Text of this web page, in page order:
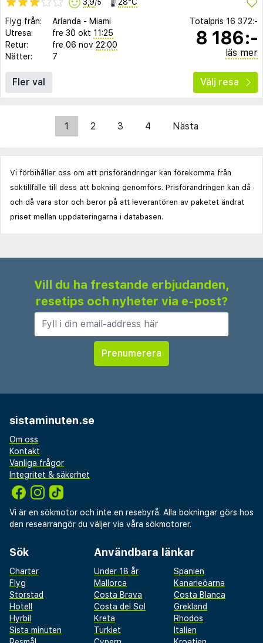
/5
Flyg från: Arlanda - Miami
Utresa:
fre 30 okt 11:25
Retur:
fre 06 nov 22:00
Nätter:
7
Totalpris 16 372:-
8 186:-
läs mer
Fler val Välj resa
1 2 3 4 Nästa
Vi förbihåller oss om att prisförändringar kan förekomma från
söktillfälle till dess att bokning genomförs. Prisförändringen kan då
och då vara stor och beror på att leverantören av paketet ändrat
priset mellan uppdateringarna i databasen.
Vill du ha frestande erbjudanden,
resetips och nyheter via e-post?
sistaminuten.se
Om oss
Kontakt
Vanliga frågor
Integritet & säkerhet
Vi är en sökmotor och inte en resebyrå. Alla bokningar görs hos
den researrangör du väljer via våra sökmotorer.
Sök
Charter
Flyg
Storstad
Hotell
Hyrbil
Sista minuten
Användbara länkar
Under 18 år
Spanien
Mallorca
Kanarieöarna
Costa Brava
Costa Blanca
Costa del Sol
Grekland
Kreta
Rhodos
Turkiet
Italien